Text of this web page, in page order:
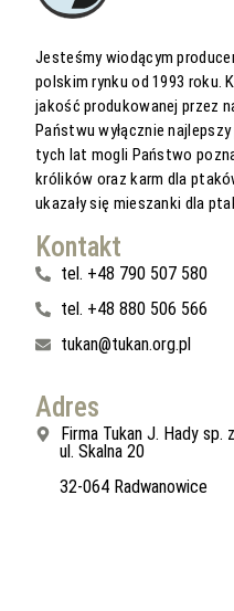
Jesteśmy wiodącym
polskim rynku od 1993 roku.
jakość produkowanej przez
Państwu wyłącznie
tych lat mogli Państwo
królików oraz karm dla
ukazały się mieszanki dla
Kontakt
tel. +48 790 507 580
tel. +48 880 506 566
tukan@tukan.org.pl
Adres
Firma Tukan J. Hady sp.
ul. Skalna 20
32-064 Radwanowice